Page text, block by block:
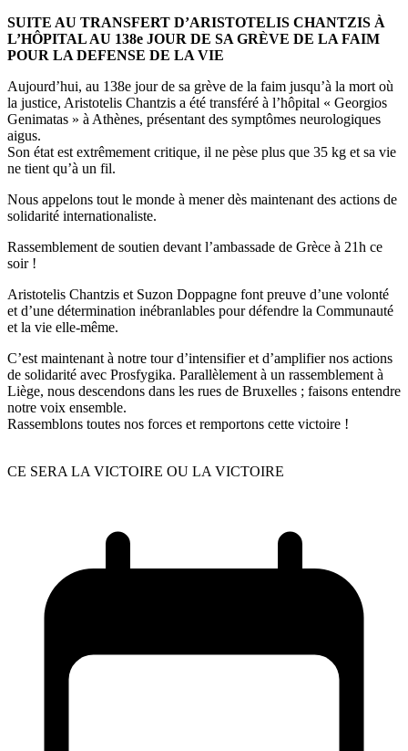
SUITE AU TRANSFERT D’ARISTOTELIS CHANTZIS À
L’HÔPITAL AU 138e JOUR DE SA GRÈVE DE LA FAIM
POUR LA DEFENSE DE LA VIE
Aujourd’hui, au 138e jour de sa grève de la faim jusqu’à la mort où
la justice, Aristotelis Chantzis a été transféré à l’hôpital « Georgios
Genimatas » à Athènes, présentant des symptômes neurologiques
aigus.
Son état est extrêmement critique, il ne pèse plus que 35 kg et sa vie
ne tient qu’à un fil.
Nous appelons tout le monde à mener dès maintenant des actions de
solidarité internationaliste.
Rassemblement de soutien devant l’ambassade de Grèce à 21h ce
soir !
Aristotelis Chantzis et Suzon Doppagne font preuve d’une volonté
et d’une détermination inébranlables pour défendre la Communauté
et la vie elle-même.
C’est maintenant à notre tour d’intensifier et d’amplifier nos actions
de solidarité avec Prosfygika. Parallèlement à un rassemblement à
Liège, nous descendons dans les rues de Bruxelles ; faisons entendre
notre voix ensemble.
Rassemblons toutes nos forces et remportons cette victoire !
CE SERA LA VICTOIRE OU LA VICTOIRE